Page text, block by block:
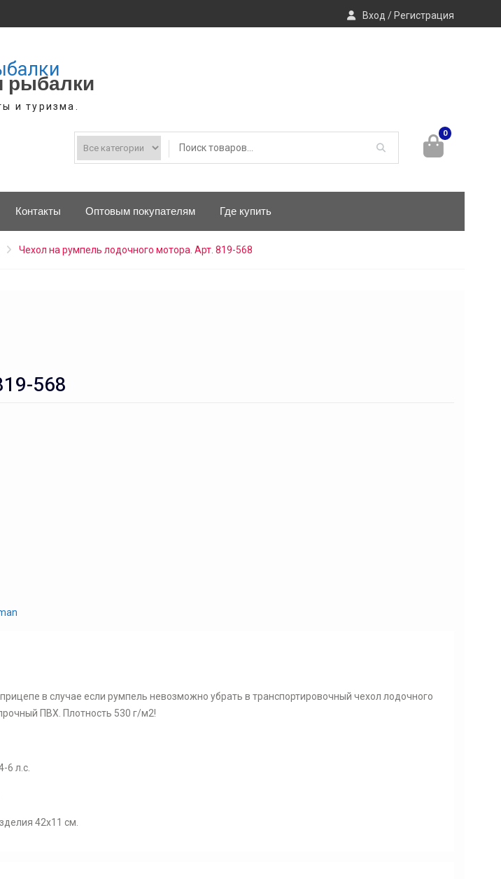
Вход / Регистрация
рыбалки
и туризма.
0
Контакты Оптовым покупателям Где купить
Чехол на румпель лодочного мотора. Арт. 819-568
568
в случае если румпель невозможно убрать в транспортировочный чехол лодочного
ПВХ. Плотность 530 г/м2!
6 л.с.
42х11 см.